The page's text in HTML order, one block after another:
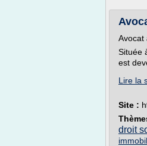
Avocat
Située
est
Lire la
Site :
droit